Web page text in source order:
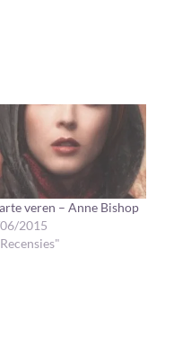
veren – Anne Bishop
2015